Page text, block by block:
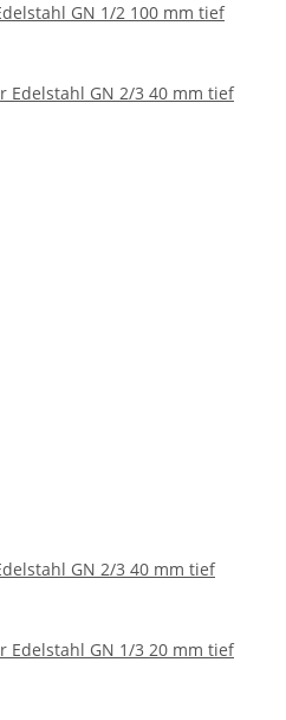
GN 1/2 100 mm tief
GN 2/3 40 mm tief